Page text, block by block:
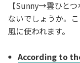
【Sunny→雲ひと
ないでしょうか。
風に使われます。
According to